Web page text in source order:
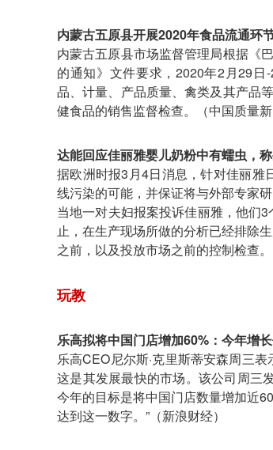
内蒙古五原县开展2020年食品流通环
内蒙古五原县市场监督管理局根据《
的通知》文件要求，2020年2月29
品、计量、产品质量、禽类及其产品
健食品的销售监督检查。（中国质量新
达能回应佳丽雅婴儿奶粉中有蠕虫，
据欧洲时报3月4日消息，针对佳丽雅
线污染的可能，并保证将与外部专家
当地一对夫妇报案投诉佳丽雅，他们
止，在生产现场所做的分析已经排除
之前，以及投放市场之前的控制检查。
玩教
乐高拟将中国门店增加60%：今年增
乐高CEO尼尔斯·克里斯蒂安森周三
这是其发展最快的市场。该公司周三
今年的目标是将中国门店数量增加近
达到这一数字。”（新浪财经）